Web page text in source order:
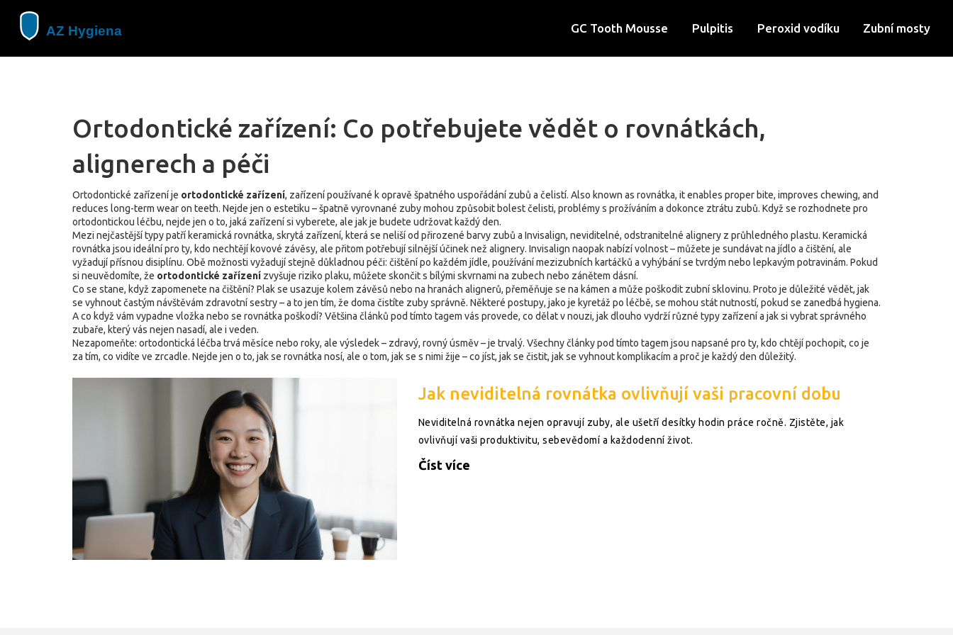
GC Tooth Mousse Pulpitis Peroxid vodíku Zubní mosty
Ortodontické zařízení: Co potřebujete vědět o rovnátkách,
alignerech a péči
Ortodontické zařízení je ortodontické zařízení, zařízení používané k opravě špatného uspořádání zubů a čelistí. Also known as rovnátka, it enables proper bite, improves chewing, and
reduces long-term wear on teeth. Nejde jen o estetiku – špatně vyrovnané zuby mohou způsobit bolest čelisti, problémy s prožíváním a dokonce ztrátu zubů. Když se rozhodnete pro
ortodontickou léčbu, nejde jen o to, jaká zařízení si vyberete, ale jak je budete udržovat každý den.
Mezi nejčastější typy patří keramická rovnátka, skrytá zařízení, která se neliší od přirozené barvy zubů a Invisalign, neviditelné, odstranitelné alignery z průhledného plastu. Keramická
rovnátka jsou ideální pro ty, kdo nechtějí kovové závěsy, ale přitom potřebují silnější účinek než alignery. Invisalign naopak nabízí volnost – můžete je sundávat na jídlo a čištění, ale
vyžadují přísnou disiplínu. Obě možnosti vyžadují stejně důkladnou péči: čištění po každém jídle, používání mezizubních kartáčků a vyhýbání se tvrdým nebo lepkavým potravinám. Pokud
si neuvědomíte, že ortodontické zařízení zvyšuje riziko plaku, můžete skončit s bílými skvrnami na zubech nebo zánětem dásní.
Co se stane, když zapomenete na čištění? Plak se usazuje kolem závěsů nebo na hranách alignerů, přeměňuje se na kámen a může poškodit zubní sklovinu. Proto je důležité vědět, jak
se vyhnout častým návštěvám zdravotní sestry – a to jen tím, že doma čistíte zuby správně. Některé postupy, jako je kyretáž po léčbě, se mohou stát nutností, pokud se zanedbá hygiena.
A co když vám vypadne vložka nebo se rovnátka poškodí? Většina článků pod tímto tagem vás provede, co dělat v nouzi, jak dlouho vydrží různé typy zařízení a jak si vybrat správného
zubaře, který vás nejen nasadí, ale i veden.
Nezapomeňte: ortodontická léčba trvá měsíce nebo roky, ale výsledek – zdravý, rovný úsměv – je trvalý. Všechny články pod tímto tagem jsou napsané pro ty, kdo chtějí pochopit, co je
za tím, co vidíte ve zrcadle. Nejde jen o to, jak se rovnátka nosí, ale o tom, jak se s nimi žije – co jíst, jak se čistit, jak se vyhnout komplikacím a proč je každý den důležitý.
Jak neviditelná rovnátka ovlivňují vaši pracovní dobu
Neviditelná rovnátka nejen opravují zuby, ale ušetří desítky hodin práce ročně. Zjistěte, jak
ovlivňují vaši produktivitu, sebevědomí a každodenní život.
Číst více